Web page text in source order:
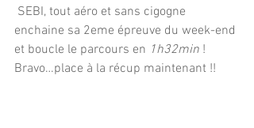
enchaine sa 2eme épreuve du week-end
et boucle le parcours en 1h32min !
Bravo…place à la récup maintenant !!